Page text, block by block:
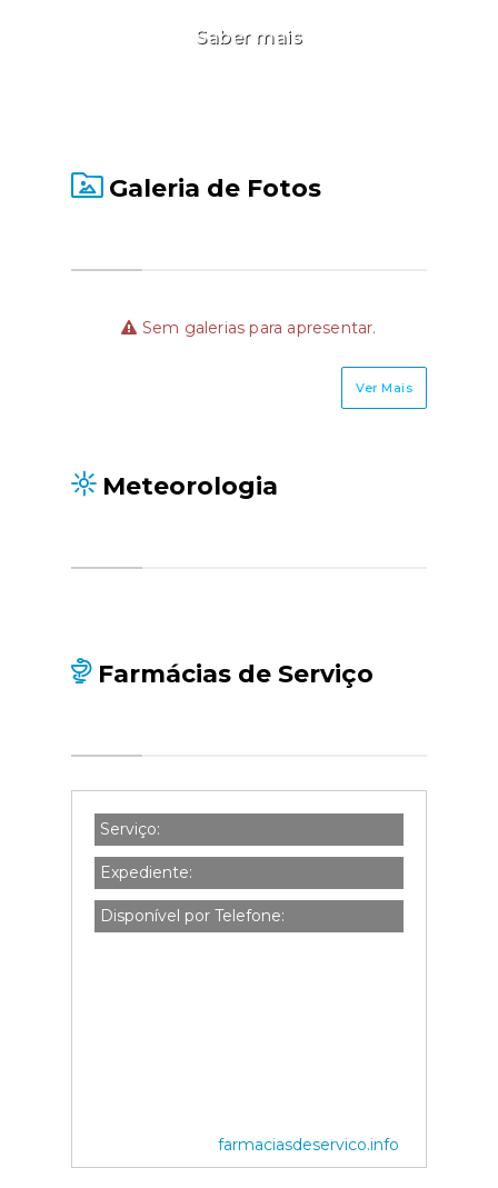
Saber mais
Galeria de Fotos
Sem galerias para apresentar.
Ver Mais
Meteorologia
Farmácias de Serviço
Serviço:
Expediente:
Disponível por Telefone:
farmaciasdeservico.info